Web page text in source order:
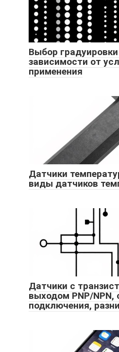
Выбор
зависимости от
применения
Датчики
виды датчиков
Датчики с
выходом PNP/NPN,
подключения,